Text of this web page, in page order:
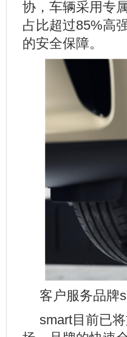
协，车辆采用专
占比超过85%高
的安全保障。
客户服务品牌
smart目前已